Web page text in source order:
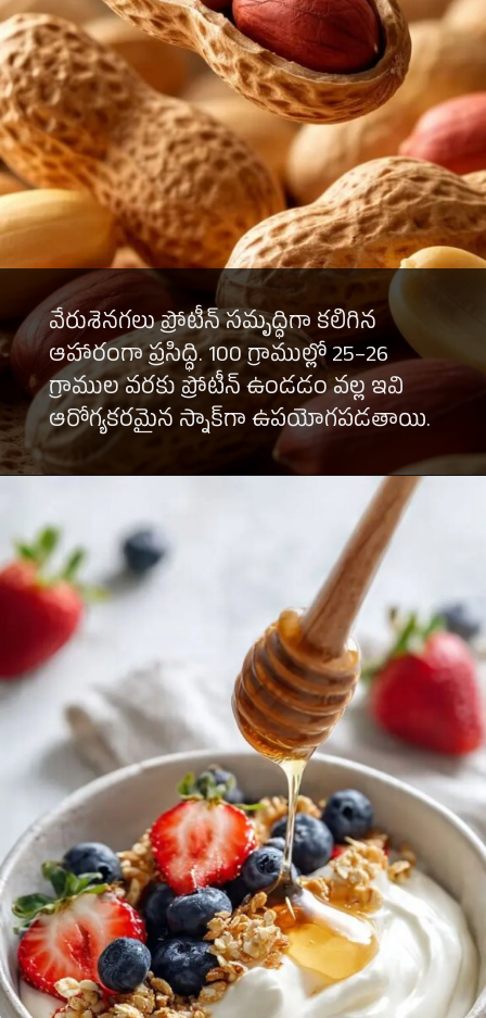
వేరుశెనగలు ప్రోటీన్ సమృద్ధిగా కలిగిన
ఆహారంగా ప్రసిద్ధి. 100 గ్రాముల్లో 25–26
గ్రాముల వరకు ప్రోటీన్ ఉండడం వల్ల ఇవి
ఆరోగ్యకరమైన స్నాక్‌గా ఉపయోగపడతాయి.